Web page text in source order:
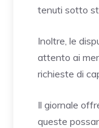
tenuti sotto
Inoltre, le
attento ai
richieste di
Il giornale
queste